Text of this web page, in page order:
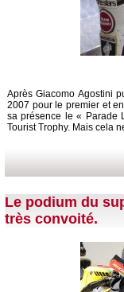
Après Giacomo Agostini
2007 pour le premier et
sa présence le « Parade
Tourist Trophy. Mais cela
Le podium du
très convoité.